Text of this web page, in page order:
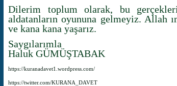
Dilerim toplum olarak, bu
aldatanların oyununa gelmeyiz. Allah
ve kana kana yaşarız.
Saygılarımla
Haluk GÜMÜŞTABAK
https://kuranadavet1.wordpress.com/
https://twitter.com/KURANA_DAVET